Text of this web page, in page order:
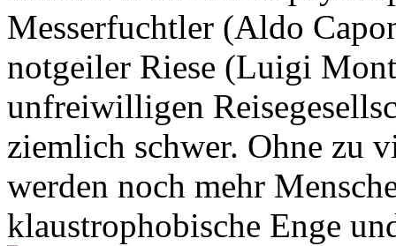
Messerfuchtler (Aldo
notgeiler Riese (Luigi
unfreiwilligen
ziemlich schwer. Ohne zu
werden noch mehr
klaustrophobische Enge